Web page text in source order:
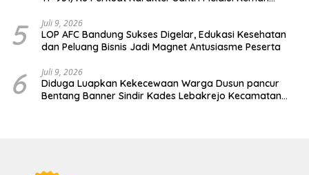
5 Juli 9, 2026
LOP AFC Bandung Sukses Digelar, Edukasi Kesehatan
dan Peluang Bisnis Jadi Magnet Antusiasme Peserta
6 Juli 9, 2026
Diduga Luapkan Kekecewaan Warga Dusun pancur
Bentang Banner Sindir Kades Lebakrejo Kecamatan